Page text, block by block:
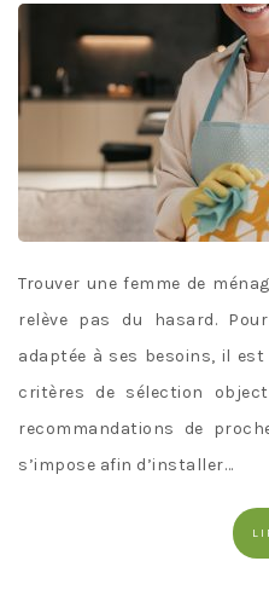
Trouver une femme de
relève pas du hasard.
adaptée à ses besoins, il
critères de sélection
recommandations de
s’impose afin d’installer…